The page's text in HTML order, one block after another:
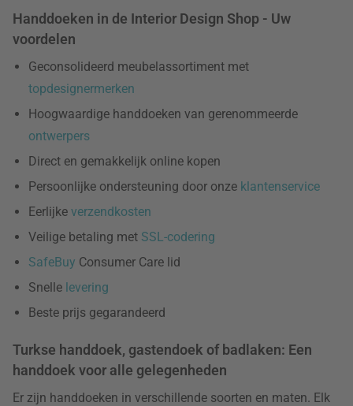
Handdoeken in de Interior Design Shop - Uw
voordelen
Geconsolideerd meubelassortiment met
topdesignermerken
Hoogwaardige handdoeken van gerenommeerde
ontwerpers
Direct en gemakkelijk online kopen
Persoonlijke ondersteuning door onze klantenservice
Eerlijke verzendkosten
Veilige betaling met SSL-codering
SafeBuy Consumer Care lid
Snelle levering
Beste prijs gegarandeerd
Turkse handdoek, gastendoek of badlaken: Een
handdoek voor alle gelegenheden
Er zijn handdoeken in verschillende soorten en maten. Elk